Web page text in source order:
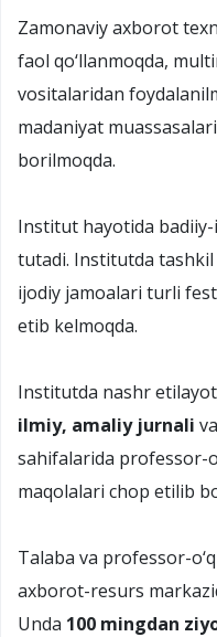
Zamonaviy axborot
faol qо‘llanmoqda,
vositalaridan
madaniyat
borilmoqda.
Institut hayotida
tutadi. Institutda
ijodiy jamoalari turli
etib kelmoqda.
Institutda nashr
ilmiy, amaliy jurnali va
sahifalarida professor-
maqolalari chop etilib
Talaba va professor-
axborot-resurs
Unda 100 mingdan